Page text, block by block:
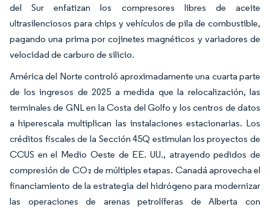
del Sur enfatizan los compresores libres de aceite
ultrasilenciosos para chips y vehículos de pila de combustible,
pagando una prima por cojinetes magnéticos y variadores de
velocidad de carburo de silicio.
América del Norte controló aproximadamente una cuarta parte
de los ingresos de 2025 a medida que la relocalización, las
terminales de GNL en la Costa del Golfo y los centros de datos
a hiperescala multiplican las instalaciones estacionarias. Los
créditos fiscales de la Sección 45Q estimulan los proyectos de
CCUS en el Medio Oeste de EE. UU., atrayendo pedidos de
compresión de CO₂ de múltiples etapas. Canadá aprovecha el
financiamiento de la estrategia del hidrógeno para modernizar
las operaciones de arenas petrolíferas de Alberta con